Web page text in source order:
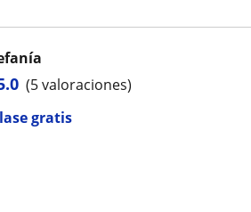
gratis
(5 valoraciones)